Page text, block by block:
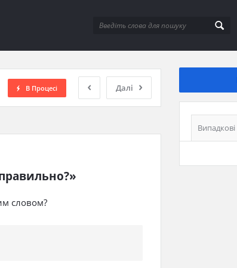
Далі
В Процесі
словом?
Випадкові